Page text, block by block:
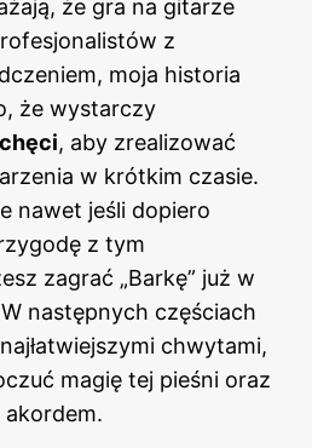
że gra na gitarze
z
moja historia
że wystarczy
, aby zrealizować
w krótkim czasie.
nawet jeśli dopiero
z tym
zagrać „Barkę” już w
następnych częściach
chwytami,
magię tej pieśni oraz